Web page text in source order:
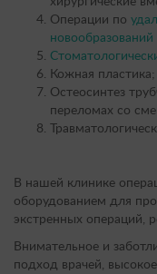
Операции по
новообразований
Кожная пластика;
Остеосинтез
переломах со
В нашей клинике
оборудованием для
экстренных операций,
Внимательное и
подход врачей,